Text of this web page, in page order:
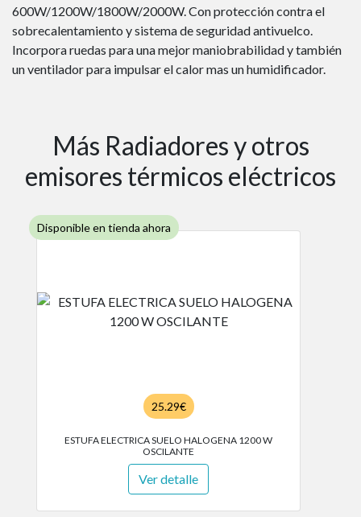
600W/1200W/1800W/2000W. Con protección contra el
sobrecalentamiento y sistema de seguridad antivuelco.
Incorpora ruedas para una mejor maniobrabilidad y también
un ventilador para impulsar el calor mas un humidificador.
Más Radiadores y otros
emisores térmicos eléctricos
Disponible en tienda ahora
25.29€
ESTUFA ELECTRICA SUELO HALOGENA 1200 W
OSCILANTE
Ver detalle